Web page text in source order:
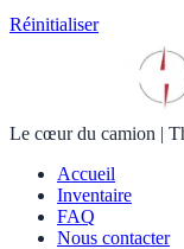
Réinitialiser
Le cœur du camion |
Accueil
Inventaire
FAQ
Nous contacter